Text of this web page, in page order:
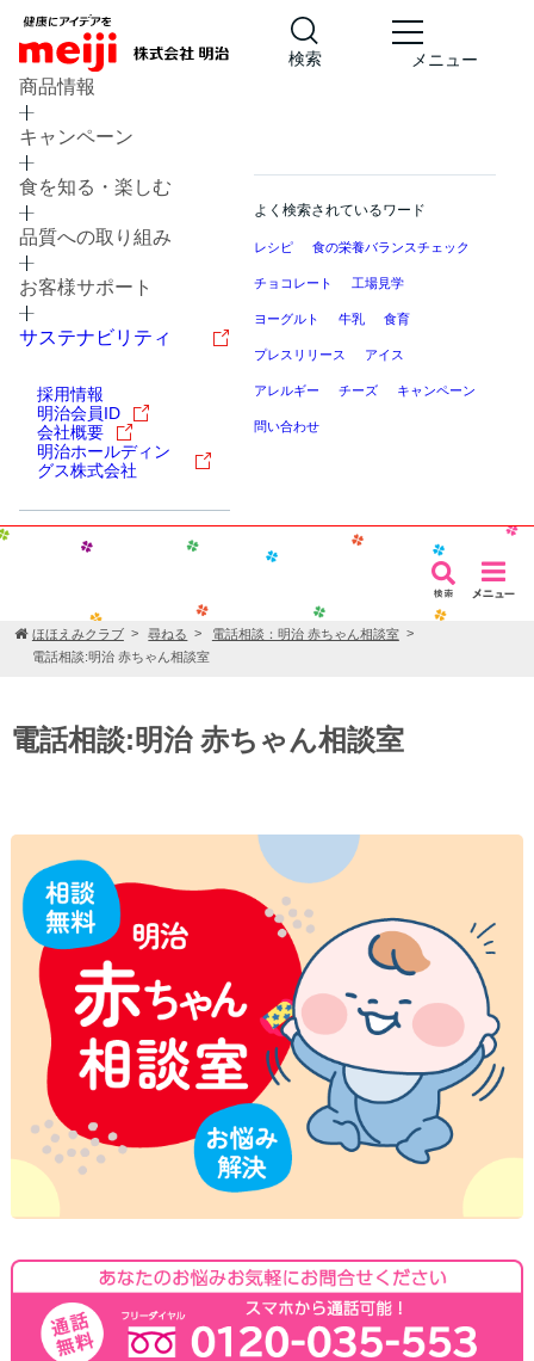
検索 メニュー
商品情報
キャンペーン
食を知る・楽しむ
品質への取り組み
お客様サポート
サステナビリティ
採用情報
明治会員ID
会社概要
明治ホールディン
グス株式会社
よく検索されているワード
レシピ 食の栄養バランスチェック
チョコレート 工場見学
ヨーグルト 牛乳 食育
プレスリリース アイス
アレルギー チーズ キャンペーン
問い合わせ
ほほえみクラブ 尋ねる
電話相談：明治 赤ちゃん相談室
電話相談:明治 赤ちゃん相談室
電話相談:明治 赤ちゃん相談室